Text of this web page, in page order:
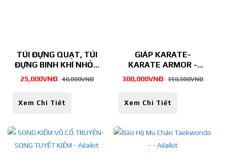
TÚI ĐỰNG QUẠT, TÚI
ĐỰNG BINH KHÍ NHỎ -
Ailaikit
25,000VNĐ 40,000VNĐ
Xem Chi Tiết
GIÁP KARATE-
KARATE ARMOR -
Ailaikit
300,000VNĐ 350,000VNĐ
Xem Chi Tiết